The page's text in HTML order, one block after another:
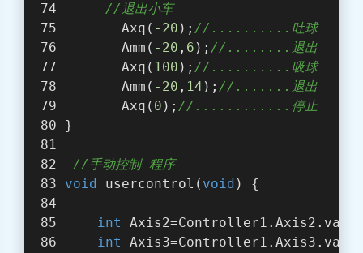
//退出小车
       Axq(
-20 ); //..........吐球
       Amm(
-20 , 6 ); //........退出
       Axq(
100 ); //..........吸球
       Amm(
-20 , 14 ); //.......退出
       Axq(
0 ); //............停止
}
//手动控制 程序
void
usercontrol( void ) {
int
int